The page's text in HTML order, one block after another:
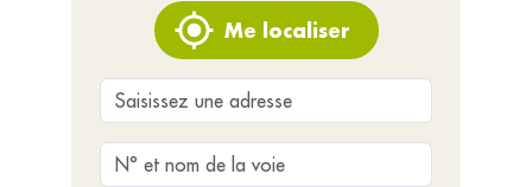
Me localiser